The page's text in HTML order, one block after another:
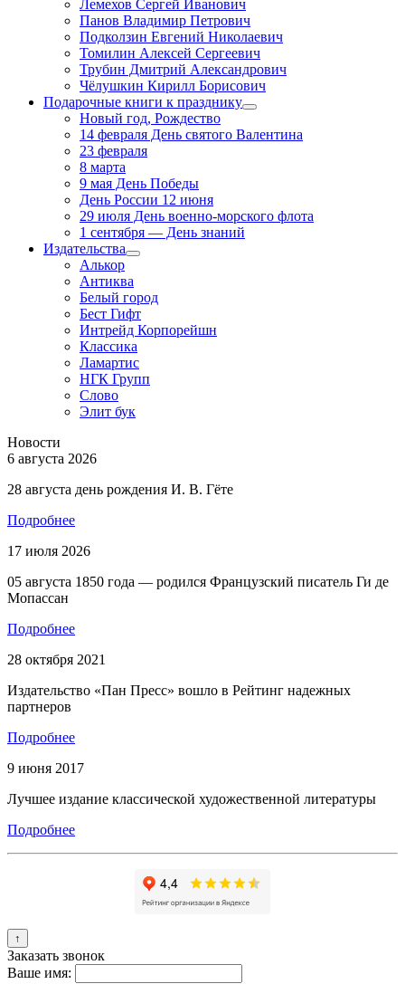
Лемехов Сергей Иванович
Панов Владимир Петрович
Подколзин Евгений Николаевич
Томилин Алексей Сергеевич
Трубин Дмитрий Александрович
Чёлушкин Кирилл Борисович
Подарочные книги к празднику
Новый год, Рождество
14 февраля День святого Валентина
23 февраля
8 марта
9 мая День Победы
День России 12 июня
29 июля День военно-морского флота
1 сентября — День знаний
Издательства
Алькор
Антиква
Белый город
Бест Гифт
Интрейд Корпорейшн
Классика
Ламартис
НГК Групп
Слово
Элит бук
Новости
6 августа 2026
28 августа день рождения И. В. Гёте
Подробнее
17 июля 2026
05 августа 1850 года — родился Французский писатель Ги де
Мопассан
Подробнее
28 октября 2021
Издательство «Пан Пресс» вошло в Рейтинг надежных
партнеров
Подробнее
9 июня 2017
Лучшее издание классической художественной литературы
Подробнее
↑
Заказать звонок
Ваше имя: